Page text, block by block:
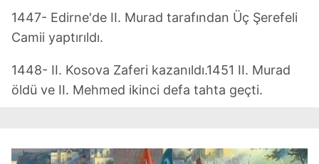
1447- Edirne'de II. Murad tarafından Üç Şerefeli
Camii yaptırıldı.
1448- II. Kosova Zaferi kazanıldı.1451 II. Murad
öldü ve II. Mehmed ikinci defa tahta geçti.